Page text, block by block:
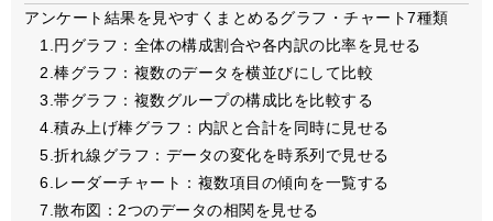
アンケート結果を見やすくまとめるグラフ・チャート7種類
1.円グラフ：全体の構成割合や各内訳の比率を見せる
2.棒グラフ：複数のデータを横並びにして比較
3.帯グラフ：複数グループの構成比を比較する
4.積み上げ棒グラフ：内訳と合計を同時に見せる
5.折れ線グラフ：データの変化を時系列で見せる
6.レーダーチャート：複数項目の傾向を一覧する
7.散布図：2つのデータの相関を見せる